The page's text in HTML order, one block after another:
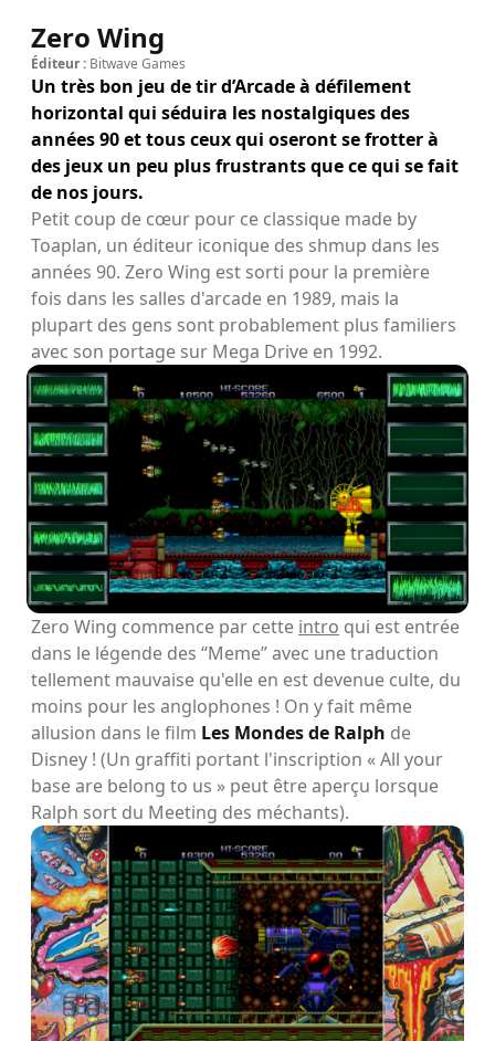
Zero Wing
Éditeur : Bitwave Games
Un très bon jeu de tir d’Arcade à défilement
horizontal qui séduira les nostalgiques des
années 90 et tous ceux qui oseront se frotter à
des jeux un peu plus frustrants que ce qui se fait
de nos jours.
Petit coup de cœur pour ce classique made by
Toaplan, un éditeur iconique des shmup dans les
années 90. Zero Wing est sorti pour la première
fois dans les salles d'arcade en 1989, mais la
plupart des gens sont probablement plus familiers
avec son portage sur Mega Drive en 1992.
Zero Wing commence par cette intro qui est entrée
dans le légende des “Meme” avec une traduction
tellement mauvaise qu'elle en est devenue culte, du
moins pour les anglophones ! On y fait même
allusion dans le film Les Mondes de Ralph de
Disney ! (Un graffiti portant l'inscription « All your
base are belong to us » peut être aperçu lorsque
Ralph sort du Meeting des méchants).